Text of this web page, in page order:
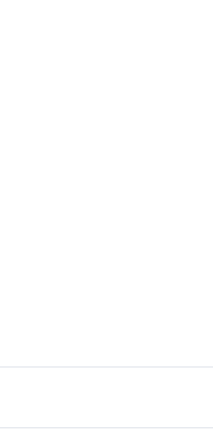
조치하였으며, 미래에셋 리서치
에 조치하여 원활하게 서비스 제공
제든지 의견을 부탁드립니다.
번 감사의 말씀을 올리오며 항상